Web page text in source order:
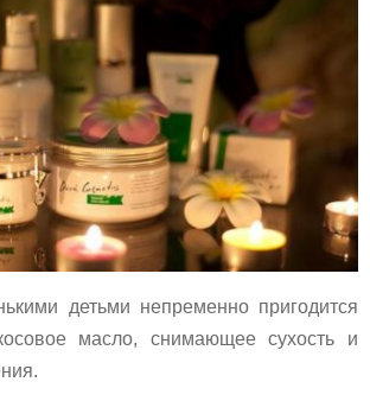
детьми непременно пригодится
масло, снимающее сухость и